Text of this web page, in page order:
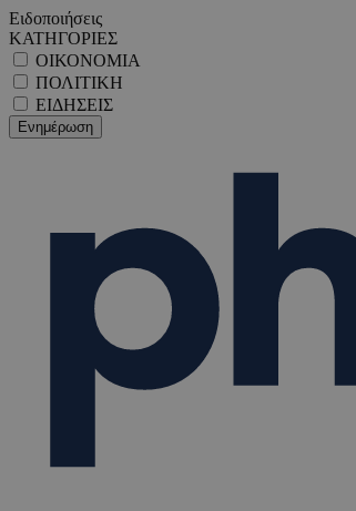
Ειδοποιήσεις
ΚΑΤΗΓΟΡΙΕΣ
ΟΙΚΟΝΟΜΙΑ
ΠΟΛΙΤΙΚΗ
ΕΙΔΗΣΕΙΣ